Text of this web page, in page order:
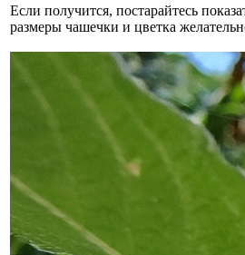
Если получится, постарайтесь
размеры чашечки и цветка